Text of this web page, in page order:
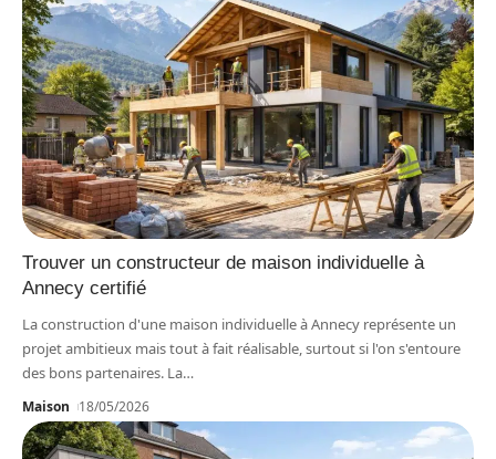
Trouver un constructeur de maison individuelle à
Annecy certifié
La construction d'une maison individuelle à Annecy représente un
projet ambitieux mais tout à fait réalisable, surtout si l'on s'entoure
des bons partenaires. La…
Maison 18/05/2026